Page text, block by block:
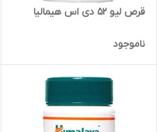
قرص لیو 52 دی اس هیمالیا
ناموجود